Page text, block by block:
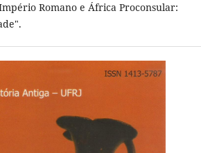
Romano e África Proconsular: